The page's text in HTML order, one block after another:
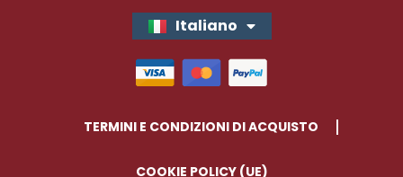
Italiano
English
TERMINI E CONDIZIONI DI ACQUISTO
COOKIE POLICY (UE)